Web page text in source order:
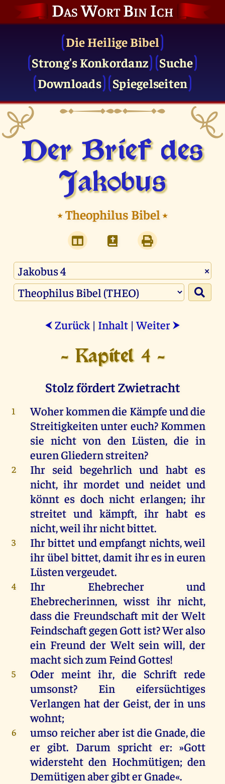
Das Wort Bin Ich
Die Heilige Bibel
Strong's Konkordanz
Suche
Downloads
Spiegelseiten
Der Brief des
Jakobus
⭑Theophilus Bibel⭑
×
⮜ Zurück | Inhalt |Weiter ⮞
- Kapitel 4 -
Stolz fördert Zwietracht
1 Woherkommendie Kämpfeunddie
Streitigkeitenunter euch? Kommen
sie nicht von den Lüsten,die in
eurenGliedernstreiten?
2 Ihr seid begehrlichund habt es
nicht, ihrmordetund neidet und
könnt es doch nicht erlangen;ihr
streitet und kämpft, ihr habt es
nicht,weilihrnichtbittet.
3 Ihrbittet undempfangt nichts,weil
ihrübelbittet,damitihresineuren
Lüstenvergeudet.
4 Ihr Ehebrecher
und
Ehebrecherinnen, wisst ihr nicht,
dassdie Freundschaft mit der Welt
FeindschaftgegenGottist?Weralso
ein Freund der Welt sein will,der
machtsichzum FeindGottes!
5 Oder meint ihr,die Schrift rede
umsonst? Ein eifersüchtiges
Verlangen hat der Geist,der in uns
wohnt;
6 umso reicheraberistdie Gnade,die
er gibt. Darum spricht er: »Gott
widersteht den Hochmütigen;den
DemütigenabergibterGnade«.